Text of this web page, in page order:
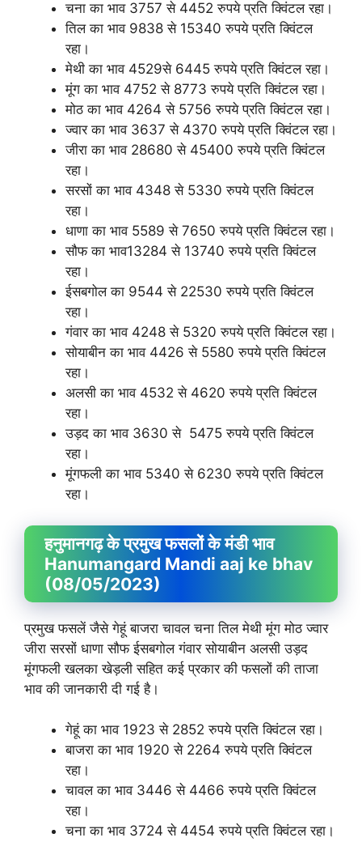
चना का भाव 3757 से 4452 रुपये प्रति क्विंटल रहा।
तिल का भाव 9838 से 15340 रुपये प्रति क्विंटल
रहा।
मेथी का भाव 4529से 6445 रुपये प्रति क्विंटल रहा।
मूंग का भाव 4752 से 8773 रुपये प्रति क्विंटल रहा।
मोठ का भाव 4264 से 5756 रुपये प्रति क्विंटल रहा।
ज्वार का भाव 3637 से 4370 रुपये प्रति क्विंटल रहा।
जीरा का भाव 28680 से 45400 रुपये प्रति क्विंटल
रहा।
सरसों का भाव 4348 से 5330 रुपये प्रति क्विंटल
रहा।
धाणा का भाव 5589 से 7650 रुपये प्रति क्विंटल रहा।
सौफ का भाव13284 से 13740 रुपये प्रति क्विंटल
रहा।
ईसबगोल का 9544 से 22530 रुपये प्रति क्विंटल
रहा।
गंवार का भाव 4248 से 5320 रुपये प्रति क्विंटल रहा।
सोयाबीन का भाव 4426 से 5580 रुपये प्रति क्विंटल
रहा।
अलसी का भाव 4532 से 4620 रुपये प्रति क्विंटल
रहा।
उड़द का भाव 3630 से 5475 रुपये प्रति क्विंटल
रहा।
मूंगफली का भाव 5340 से 6230 रुपये प्रति क्विंटल
रहा।
हनुमानगढ़ के प्रमुख फसलों के मंडी भाव
Hanumangard Mandi aaj ke bhav
(08/05/2023)
प्रमुख फसलें जैसे गेहूं बाजरा चावल चना तिल मेथी मूंग मोठ ज्वार
जीरा सरसों धाणा सौफ ईसबगोल गंवार सोयाबीन अलसी उड़द
मूंगफली खलका खेड़ली सहित कई प्रकार की फसलों की ताजा
भाव की जानकारी दी गई है।
गेहूं का भाव 1923 से 2852 रुपये प्रति क्विंटल रहा।
बाजरा का भाव 1920 से 2264 रुपये प्रति क्विंटल
रहा।
चावल का भाव 3446 से 4466 रुपये प्रति क्विंटल
रहा।
चना का भाव 3724 से 4454 रुपये प्रति क्विंटल रहा।